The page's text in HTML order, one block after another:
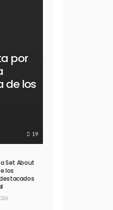
por
de los
19
Set About
los